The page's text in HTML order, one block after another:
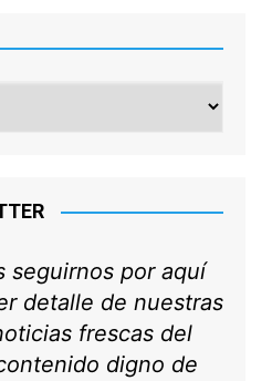
seguirnos por aquí
detalle de nuestras
frescas del
digno de